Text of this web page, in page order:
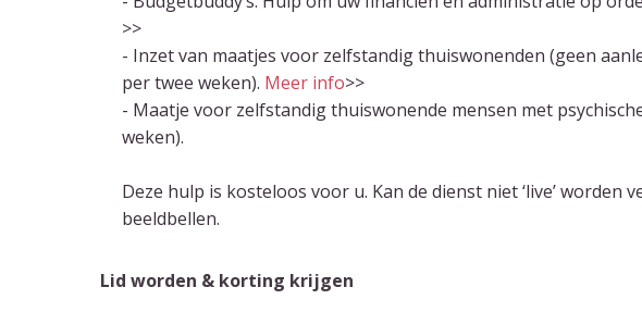
>>
- Inzet van maatjes voor zelfstandig thuiswonenden (geen
per twee weken). Meer info>>
- Maatje voor zelfstandig thuiswonende mensen met
weken).
Deze hulp is kosteloos voor u. Kan de dienst niet ‘live’ worden
beeldbellen.
Lid worden & korting krijgen